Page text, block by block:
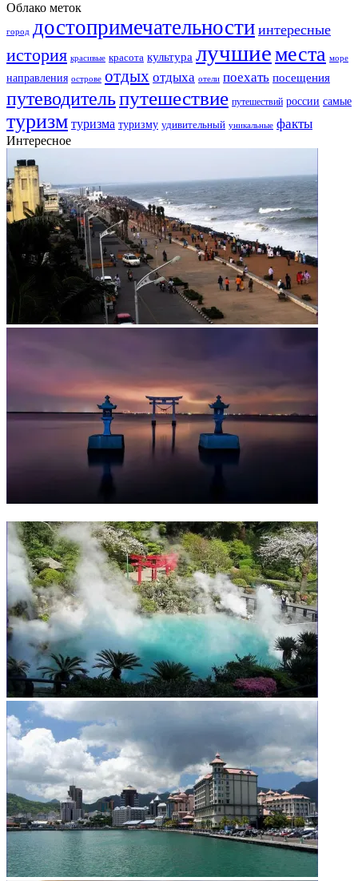
Облако меток
город достопримечательности интересные
история красивые красота культура лучшиеместа море
направления острове отдых отдыха отели поехать посещения
путеводительпутешествие путешествий россии самые
туризм туризма туризму удивительный уникальные факты
Интересное